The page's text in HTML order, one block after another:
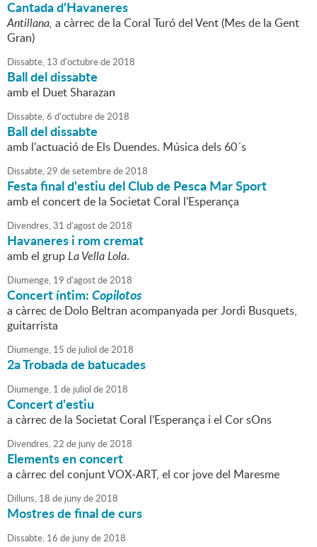
Cantada d'Havaneres
Antillana, a càrrec de la Coral Turó del Vent (Mes de la Gent
Gran)
Dissabte, 13 d'octubrede2018
Ball del dissabte
amb el Duet Sharazan
Dissabte,6 d'octubrede2018
Ball del dissabte
amb l'actuació de Els Duendes. Música dels 60´s
Dissabte,29 desetembrede2018
Festa final d'estiu del Club de Pesca Mar Sport
amb el concert de la Societat Coral l'Esperança
Divendres,31 d'agostde2018
Havaneres i rom cremat
amb el grupLa Vella Lola.
Diumenge, 19 d'agostde2018
Concert íntim:Copilotos
a càrrec de Dolo Beltran acompanyada per Jordi Busquets,
guitarrista
Diumenge, 15 de juliol de2018
2a Trobada de batucades
Diumenge, 1 de juliol de2018
Concert d'estiu
a càrrec de la Societat Coral l'Esperança i el Cor sOns
Divendres,22 de junyde2018
Elements en concert
a càrrec del conjunt VOX-ART, el cor jove del Maresme
Dilluns, 18 de junyde2018
Mostres de final de curs
Dissabte, 16 de junyde2018